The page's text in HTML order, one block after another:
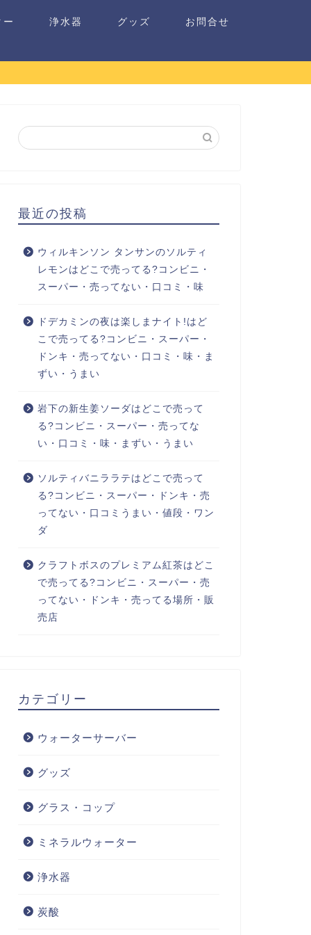
浄水器 グッズ お問合せ
最近の投稿
ウィルキンソン タンサンのソルティ
レモンはどこで売ってる?コンビニ・
スーパー・売ってない・口コミ・味
ドデカミンの夜は楽しまナイト!はど
こで売ってる?コンビニ・スーパー・
ドンキ・売ってない・口コミ・味・ま
ずい・うまい
岩下の新生姜ソーダはどこで売って
る?コンビニ・スーパー・売ってな
い・口コミ・味・まずい・うまい
ソルティバニララテはどこで売って
る?コンビニ・スーパー・ドンキ・売
ってない・口コミうまい・値段・ワン
ダ
クラフトボスのプレミアム紅茶はどこ
で売ってる?コンビニ・スーパー・売
ってない・ドンキ・売ってる場所・販
売店
カテゴリー
ウォーターサーバー
グッズ
グラス・コップ
ミネラルウォーター
浄水器
炭酸